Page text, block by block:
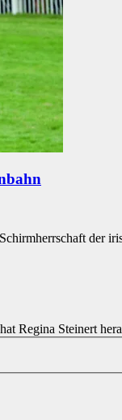
der
Regina Steinert